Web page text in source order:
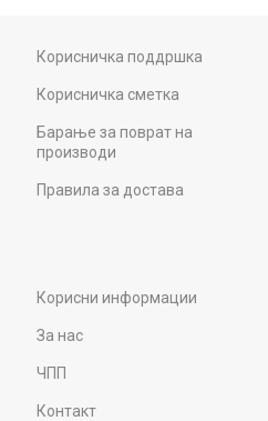
Корисничка поддршка
Корисничка сметка
Барање за поврат на
производи
Правила за достава
Корисни информации
За нас
ЧПП
Контакт